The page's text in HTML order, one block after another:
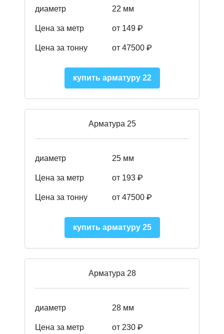
диаметр 22 мм
Цена за метр от 149 ₽
Цена за тонну от 47500 ₽
купить арматуру 22
Арматура 25
диаметр 25 мм
Цена за метр от 193 ₽
Цена за тонну от 47500 ₽
купить арматуру 25
Арматура 28
диаметр 28 мм
Цена за метр от 230 ₽